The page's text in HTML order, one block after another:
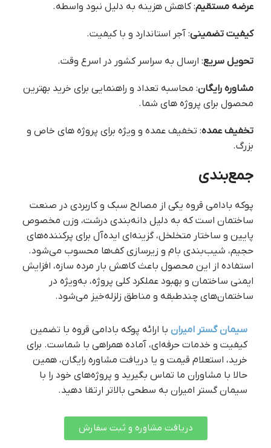
عرضه مستقیم: کاهش هزینه به دلیل نبود واسطه.
کیفیت تضمینی: آجر استاندارد و با کیفیت.
تحویل سریع: ارسال به سراسر کشور در اسرع وقت.
مشاوره رایگان: محاسبه تعداد و راهنمایی برای خرید بهترین
محصول برای پروژه های شما.
تخفیف عمده: تخفیف عمده و ویژه برای پروژه های خاص و
بزرگ.
جمع‌بندی
پوکه بادامی قروه یکی از مصالح سبک و کاربردی در صنعت
ساختمان است که به دلیل دانه‌بندی درشت، وزن مخصوص
پایین و ساختار متخلخل، گزینه‌ای ایده‌آل برای پرکننده‌های
حجیم، شیب‌بندی بام و زیرسازی کف‌ها محسوب می‌شود.
استفاده از این محصول باعث کاهش بار مرده سازه، افزایش
ایمنی ساختمان و بهبود عملکرد کلی پروژه، به‌ویژه در
ساختمان‌های چندطبقه و مناطق زلزله‌خیز می‌شود.
سیمان گستر امیران با ارائه پوکه بادامی قروه با تضمین
کیفیت و خدمات حرفه‌ای، آماده همراهی با شماست. برای
خرید، استعلام قیمت و یا دریافت مشاوره رایگان، همین
حالا با مشاوران ما تماس بگیرید و پروژه‌های خود را با
سیمان گستر امیران به سطحی بالاتر ارتقا دهید.
دریافت مشاوره و ثبت سفارش